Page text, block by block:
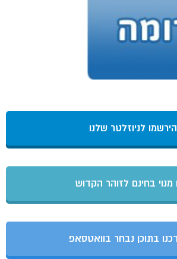
הירשמו לניוזלטר שלנו
מנוי בחינם לזוהר הקדוש
בתוכן נבחר בוואטסאפ